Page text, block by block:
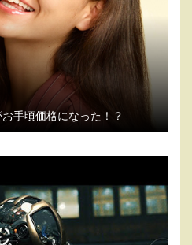
手頃価格になった！？